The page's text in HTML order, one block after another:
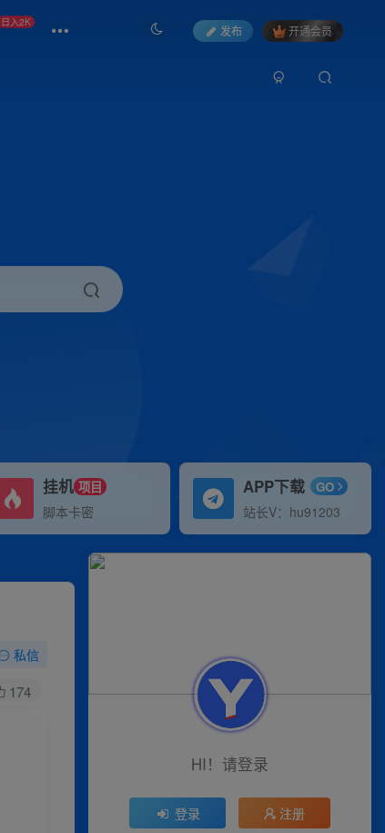
日入2K
发布 开通会员
挂机 项目
脚本卡密
APP下载 GO
站长V：hu91203
私信
174
HI！请登录
登录 注册